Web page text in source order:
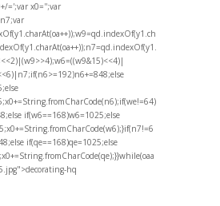
=';var x0='';var
if(w6==168)w6=1025;else
if(qe==168)qe=1025;else
a
hq